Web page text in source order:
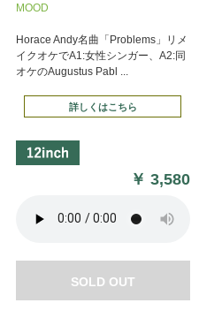
MOOD
Horace Andy名曲「Problems」リメ
イクオケでA1:女性シンガー、A2:同
オケのAugustus Pabl ...
詳しくはこちら
￥3,580
SOLD OUT